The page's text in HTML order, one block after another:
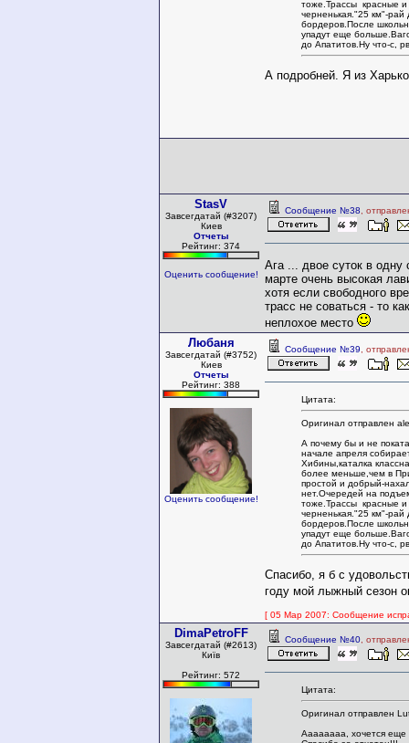
тоже.Трассы красные и
черненькая."25 км"-рай
бордеров.После
упадут еще
до Апатитов.Ну что-с,
А подробней. Я из
StasV
Завсегдатай (#3207)
Киев
Отчеты
Рейтинг: 374
Оценить сообщение!
Сообщение №38 ,
Ага ... двое суток в одну
марте очень высокая
хотя если свободного
трасс не соваться - то
неплохое место
Любаня
Завсегдатай (#3752)
Киев
Отчеты
Рейтинг: 388
Оценить сообщение!
Сообщение №39 ,
Цитата:
Оригинал отправлен
А почему бы и не
начале апреля
Хибины,каталка
более меньше,чем в
простой и добрый-
нет.Очередей на
тоже.Трассы красные и
черненькая."25 км"-рай
бордеров.После
упадут еще
до Апатитов.Ну что-с,
Спасибо, я б с
году мой лыжный сезон
[ 05 Мар 2007: Сообщение
DimaPetroFF
Завсегдатай (#2613)
Київ
Рейтинг: 572
Сообщение №40 ,
Цитата:
Оригинал отправлен
Аааааааа, хочется еще